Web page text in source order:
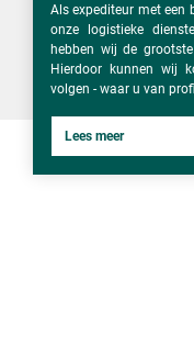
Als expediteur met een
onze logistieke
hebben wij de
Hierdoor kunnen wij
volgen - waar u van
Lees meer